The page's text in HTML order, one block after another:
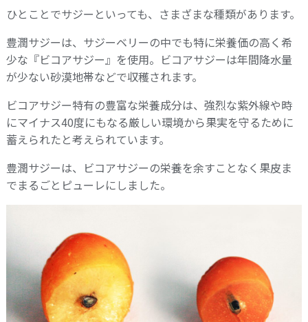
ひとことでサジーといっても、さまざまな種類があります。
豊潤サジーは、サジーベリーの中でも特に栄養価の高く希
少な『ビコアサジー』を使用。ビコアサジーは年間降水量
が少ない砂漠地帯などで収穫されます。
ビコアサジー特有の豊富な栄養成分は、強烈な紫外線や時
にマイナス40度にもなる厳しい環境から果実を守るために
蓄えられたと考えられています。
豊潤サジーは、ビコアサジーの栄養を余すことなく果皮ま
でまるごとピューレにしました。